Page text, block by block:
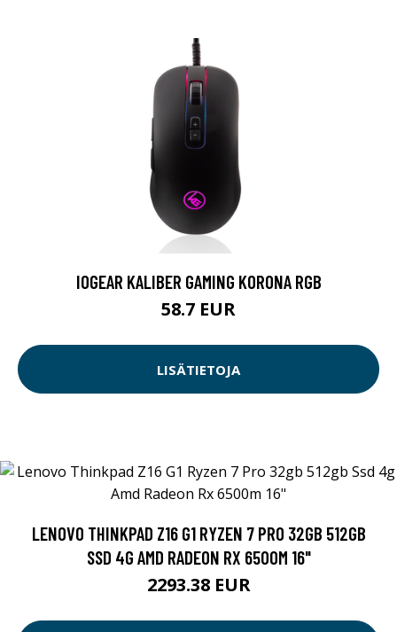
IOGEAR KALIBER GAMING KORONA RGB
58.7 EUR
LISÄTIETOJA
LENOVO THINKPAD Z16 G1 RYZEN 7 PRO 32GB 512GB
SSD 4G AMD RADEON RX 6500M 16"
2293.38 EUR